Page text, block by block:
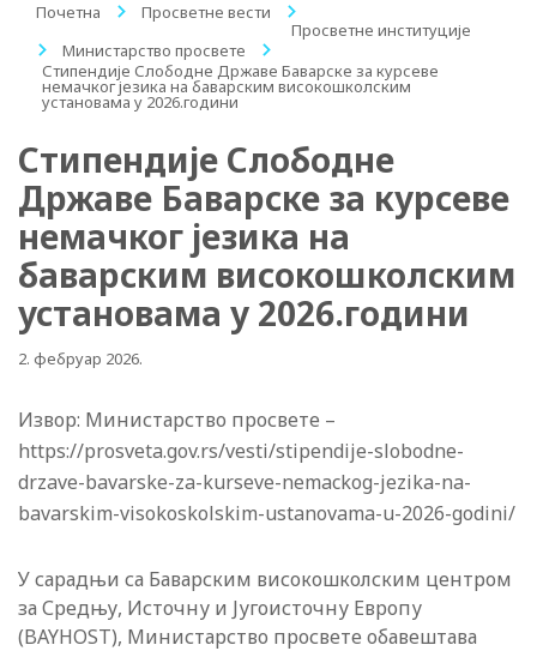
Почетна / Просветне вести
/
Просветне институције
/
Министарство просвете
/
Стипендије Слободне Државе Баварске за курсеве
немачког језика на баварским високошколским
установама у 2026.години
Стипендије Слободне
Државе Баварске за курсеве
немачког језика на
баварским високошколским
установама у 2026.години
2. фебруар 2026.
Извор: Министарство просвете –
https://prosveta.gov.rs/vesti/stipendije-slobodne-
drzave-bavarske-za-kurseve-nemackog-jezika-na-
bavarskim-visokoskolskim-ustanovama-u-2026-godini/
У сарадњи са Баварским високошколским центром
за Средњу, Источну и Југоисточну Европу
(BAYHOST), Министарство просвете обавештава